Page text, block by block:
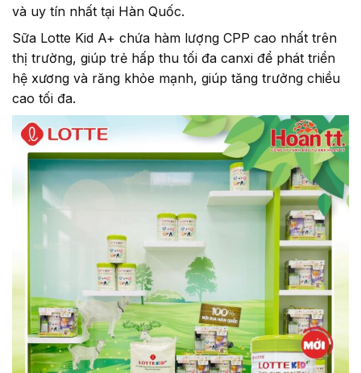
và uy tín nhất tại Hàn Quốc.
Sữa Lotte Kid A+ chứa hàm lượng CPP cao nhất trên
thị trường, giúp trẻ hấp thu tối đa canxi để phát triển
hệ xương và răng khỏe mạnh, giúp tăng trưởng chiều
cao tối đa.